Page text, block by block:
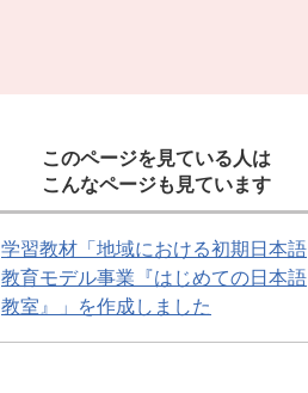
このページを見ている人は
こんなページも見ています
学習教材「地域における初期日本語
教育モデル事業『はじめての日本語
教室』」を作成しました